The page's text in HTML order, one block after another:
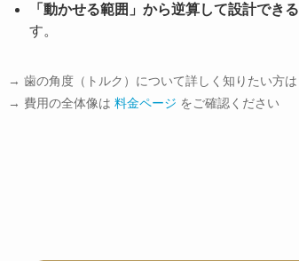
「動かせる範囲」から逆算して設計できる
す。
→ 歯の角度（トルク）について詳しく知りたい方は
→ 費用の全体像は 料金ページ をご確認ください